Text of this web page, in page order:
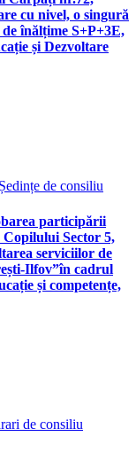
cu nivel, o singură
înălțime S+P+3E,
și Dezvoltare
Ședințe de consiliu
participării
Copilului Sector 5,
serviciilor de
Ilfov”în cadrul
și competențe,
de consiliu